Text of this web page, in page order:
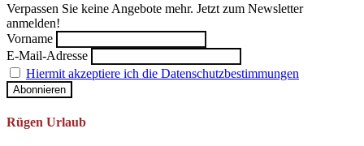
Verpassen Sie keine Angebote mehr. Jetzt zum Newsletter
anmelden!
Vorname
E-Mail-Adresse
Hiermit akzeptiere ich die Datenschutzbestimmungen
Rügen Urlaub